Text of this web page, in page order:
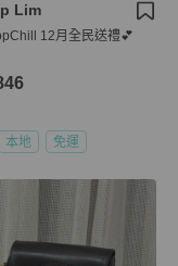
Lim
12月全民送禮💕
本地 免運